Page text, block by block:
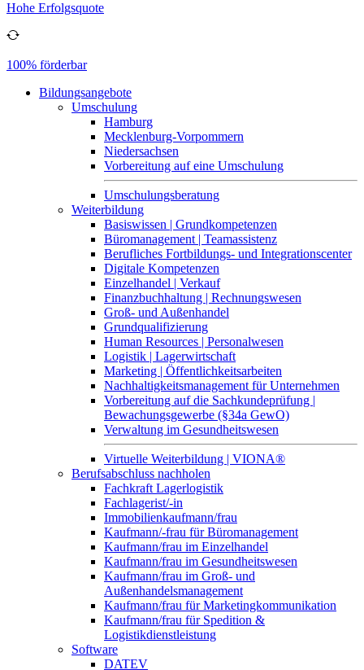
Hohe Erfolgsquote
100% förderbar
Bildungsangebote
Umschulung
Hamburg
Mecklenburg-Vorpommern
Niedersachsen
Vorbereitung auf eine Umschulung
Umschulungsberatung
Weiterbildung
Basiswissen | Grundkompetenzen
Büromanagement | Teamassistenz
Berufliches Fortbildungs- und Integrationscenter
Digitale Kompetenzen
Einzelhandel | Verkauf
Finanzbuchhaltung | Rechnungswesen
Groß- und Außenhandel
Grundqualifizierung
Human Resources | Personalwesen
Logistik | Lagerwirtschaft
Marketing | Öffentlichkeitsarbeiten
Nachhaltigkeitsmanagement für Unternehmen
Vorbereitung auf die Sachkundeprüfung |
Bewachungsgewerbe (§34a GewO)
Verwaltung im Gesundheitswesen
Virtuelle Weiterbildung | VIONA®
Berufsabschluss nachholen
Fachkraft Lagerlogistik
Fachlagerist/-in
Immobilienkaufmann/frau
Kaufmann/-frau für Büromanagement
Kaufmann/frau im Einzelhandel
Kaufmann/frau im Gesundheitswesen
Kaufmann/frau im Groß- und
Außenhandelsmanagement
Kaufmann/frau für Marketingkommunikation
Kaufmann/frau für Spedition &
Logistikdienstleistung
Software
DATEV